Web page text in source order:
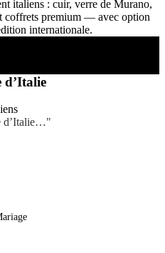
italiens : cuir, verre de Murano,
coffrets premium — avec option
internationale.
d’Italie
d’Italie…"